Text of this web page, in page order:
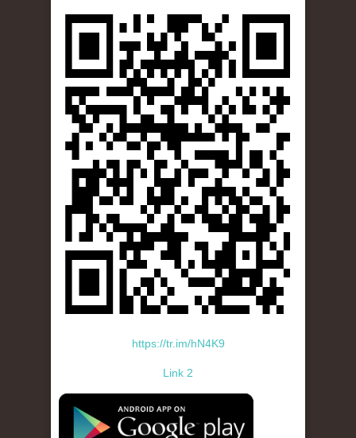
https://tr.im/hN4K9
Link 2
standard-icon-googleplay-app-store.png